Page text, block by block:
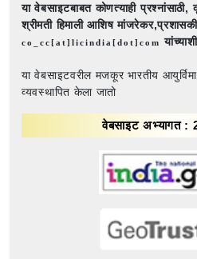
या वेबसाइटबाबत कोणत्याही प्रश्नांसाठी,
श्रीमती हिमाली आशिष
co_cc[at]licindia[dot]com
या वेबसाइटवरील मजकूर भारतीय
व्यवस्थापित केला जातो
वेबसाइट अभ्यागत :